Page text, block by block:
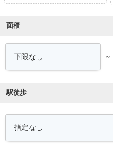
面積
～
駅徒歩